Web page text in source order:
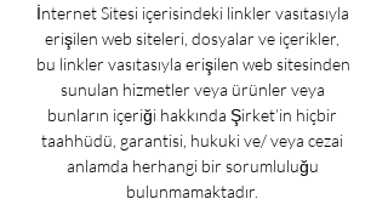
İnternet Sitesi içerisindeki linkler vasıtasıyla
erişilen web siteleri, dosyalar ve içerikler,
bu linkler vasıtasıyla erişilen web sitesinden
sunulan hizmetler veya ürünler veya
bunların içeriği hakkında Şirket’in hiçbir
taahhüdü, garantisi, hukuki ve/ veya cezai
anlamda herhangi bir sorumluluğu
bulunmamaktadır.